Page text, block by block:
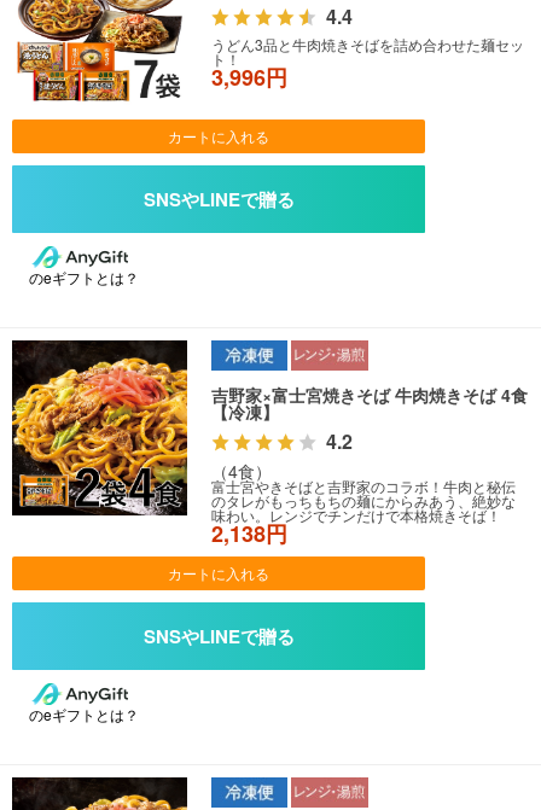
4.4
うどん3品と牛肉焼きそばを詰め合わせた麺セッ
ト！
3,996円
カートに入れる
のeギフトとは？
吉野家×富士宮焼きそば 牛肉焼きそば 4食
【冷凍】
4.2
（4食）
富士宮やきそばと吉野家のコラボ！牛肉と秘伝
のタレがもっちもちの麺にからみあう、絶妙な
味わい。レンジでチンだけで本格焼きそば！
2,138円
カートに入れる
のeギフトとは？